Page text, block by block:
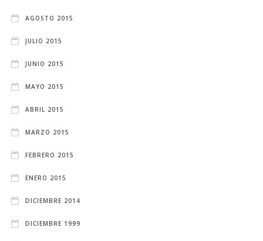
AGOSTO 2015
JULIO 2015
JUNIO 2015
MAYO 2015
ABRIL 2015
MARZO 2015
FEBRERO 2015
ENERO 2015
DICIEMBRE 2014
DICIEMBRE 1999